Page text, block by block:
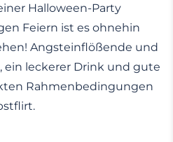
Halloween-Party
Feiern ist es ohnehin
Angsteinflößende und
ein leckerer Drink und gute
Rahmenbedingungen